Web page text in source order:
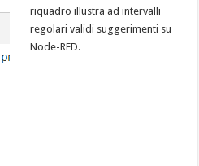
riquadro illustra ad intervalli
regolari validi suggerimenti su
Node-RED.